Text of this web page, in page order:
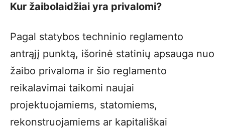
Kur žaibolaidžiai yra privalomi?
Pagal statybos techninio reglamento
antrąjį punktą, išorinė statinių apsauga nuo
žaibo privaloma ir šio reglamento
reikalavimai taikomi naujai
projektuojamiems, statomiems,
rekonstruojamiems ar kapitališkai